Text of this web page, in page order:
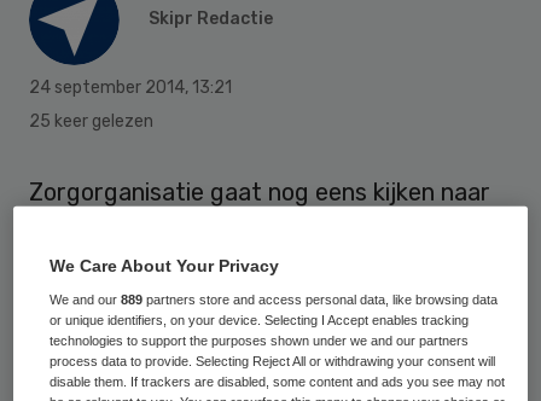
Skipr Redactie
24 september 2014, 13:21
25 keer gelezen
Zorgorganisatie gaat nog eens kijken naar
activiteiten te beëindigen. Het besluit over
een eventuele overname van de
huishoudelijke hulp of samenwerking met
een andere partij wordt net als de
We Care About Your Privacy
We and our889 partners store and access personal data, like browsing data
or unique identifiers, on your device. Selecting I Accept enables tracking
technologies to support the purposes shown under we and our partners
process data to provide. Selecting Reject All or withdrawing your consent will
disable them. If trackers are disabled, some content and ads you see may not